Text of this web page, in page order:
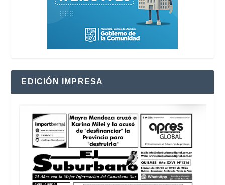
EDICIÓN IMPRESA